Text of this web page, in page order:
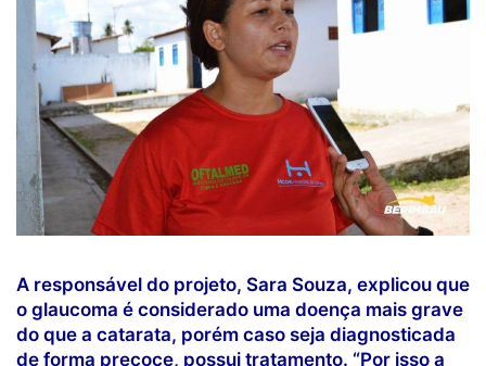
A responsável do projeto, Sara Souza, explicou que
o glaucoma é considerado uma doença mais grave
do que a catarata, porém caso seja diagnosticada
de forma precoce, possui tratamento. “Por isso a